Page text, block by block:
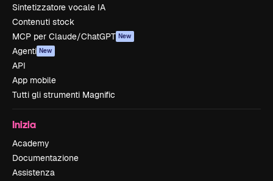
Sintetizzatore vocale IA
Contenuti stock
MCP per Claude/ChatGPT New
Agenti New
API
App mobile
Tutti gli strumenti Magnific
Inizia
Academy
Documentazione
Assistenza